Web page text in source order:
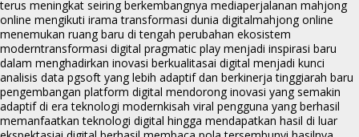
terus meningkat seiring berkembangnya mediaperjalanan mahjong
online mengikuti irama transformasi dunia digitalmahjong online
menemukan ruang baru di tengah perubahan ekosistem
moderntransformasi digital pragmatic play menjadi inspirasi baru
dalam menghadirkan inovasi berkualitasai digital menjadi kunci
analisis data pgsoft yang lebih adaptif dan berkinerja tinggiarah baru
pengembangan platform digital mendorong inovasi yang semakin
adaptif di era teknologi modernkisah viral pengguna yang berhasil
memanfaatkan teknologi digital hingga mendapatkan hasil di luar